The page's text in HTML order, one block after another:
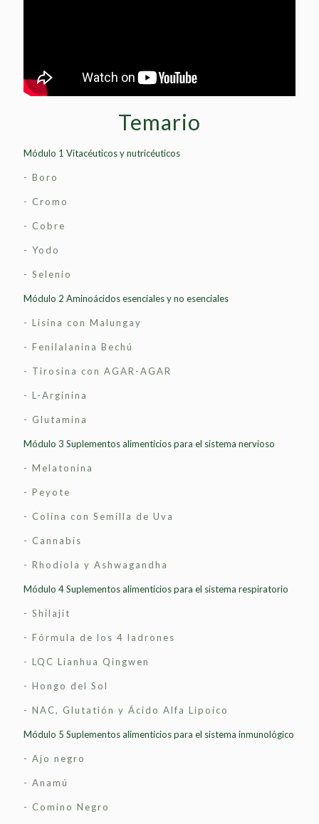
Temario
Módulo 1 Vitacéuticos y nutricéuticos
- Boro
- Cromo
- Cobre
- Yodo
- Selenio
Módulo 2 Aminoácidos esenciales y no esenciales
- Lisina con Malungay
- Fenilalanina Bechú
- Tirosina con AGAR-AGAR
- L-Arginina
- Glutamina
Módulo 3 Suplementos alimenticios para el sistema nervioso
- Melatonina
- Peyote
- Colina con Semilla de Uva
- Cannabis
- Rhodiola y Ashwagandha
Módulo 4 Suplementos alimenticios para el sistema respiratorio
- Shilajit
- Fórmula de los 4 ladrones
- LQC Lianhua Qingwen
- Hongo del Sol
- NAC, Glutatión y Ácido Alfa Lipoico
Módulo 5 Suplementos alimenticios para el sistema inmunológico
- Ajo negro
- Anamú
- Comino Negro